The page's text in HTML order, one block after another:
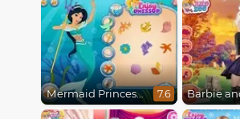
Mermaid Princesses 7.6